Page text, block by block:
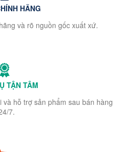
HÃNG
và rõ nguồn gốc xuất xứ.
TẬN TÂM
hỗ trợ sản phẩm sau bán hàng
7.